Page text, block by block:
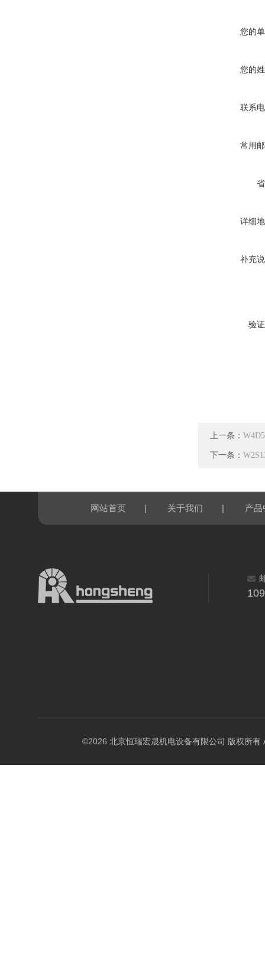
您的
您的
联系
常用
详细
补充
验
上一条：
下一条：
网站首页 | 关于我们 | 产品
©2026 北京恒瑞宏晟机电设备有限公司 版权所有